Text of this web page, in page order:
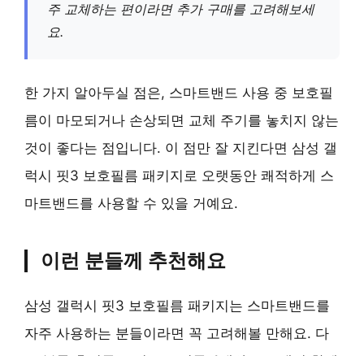
주 교체하는 편이라면 추가 구매를 고려해보세
요.
한 가지 알아두실 점은, 스마트밴드 사용 중 보호필
름이 마모되거나 손상되면 교체 주기를 놓치지 않는
것이 좋다는 점입니다. 이 점만 잘 지킨다면 삼성 갤
럭시 핏3 보호필름 패키지로 오랫동안 쾌적하게 스
마트밴드를 사용할 수 있을 거예요.
이런 분들께 추천해요
삼성 갤럭시 핏3 보호필름 패키지는 스마트밴드를
자주 사용하는 분들이라면 꼭 고려해볼 만해요. 다